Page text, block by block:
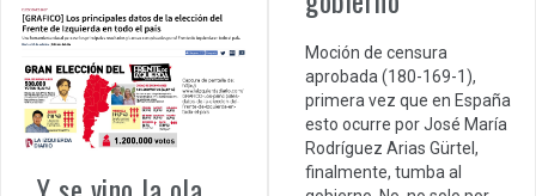
Moción de censura
aprobada (180-169-1),
primera vez que en España
esto ocurre por José María
Rodríguez Arias Gürtel,
finalmente, tumba al